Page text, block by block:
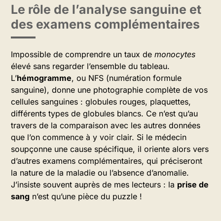
Le rôle de l’analyse sanguine et
des examens complémentaires
Impossible de comprendre un taux de monocytes
élevé sans regarder l’ensemble du tableau.
L’hémogramme, ou NFS (numération formule
sanguine), donne une photographie complète de vos
cellules sanguines : globules rouges, plaquettes,
différents types de globules blancs. Ce n’est qu’au
travers de la comparaison avec les autres données
que l’on commence à y voir clair. Si le médecin
soupçonne une cause spécifique, il oriente alors vers
d’autres examens complémentaires, qui préciseront
la nature de la maladie ou l’absence d’anomalie.
J’insiste souvent auprès de mes lecteurs : la prise de
sang n’est qu’une pièce du puzzle !